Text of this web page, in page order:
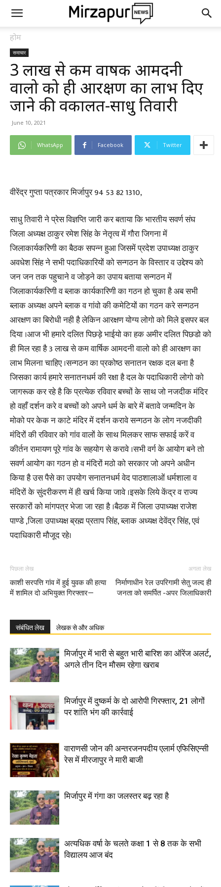
होम
समाचार
3 लाख से कम वार्षिक आमदनी
वालो को ही आरक्षण का लाभ दिए
जाने की वकालत-साधु तिवारी
June 10, 2021
WhatsApp Facebook Twitter
वीरेंद्र गुप्ता पत्रकार मिर्जापुर 94 53 82 1310,
साधु तिवारी ने प्रेस विज्ञप्ति जारी कर बताया कि भारतीय सवर्ण संघ
जिला अध्यक्ष ठाकुर रमेश सिंह के नेतृत्व में गौरा जिगना में
जिलाकार्यकरिणी का बैठक सपन्न हुआ जिसमें प्रदेश उपाध्यक्ष ठाकुर
अवधेश सिंह ने सभी पदाधिकारियों को सन्गठन के विस्तार व उद्देश्य को
जन जन तक पहुचाने व जोड़ने का उपाय बताया सन्गठन में
जिलाकार्यकरिणी व ब्लाक कार्यकारिणी का गठन हो चुका है अब सभी
ब्लाक अध्यक्ष अपने ब्लाक व गांवो की कमेटियों का गठन करे सन्गठन
आरक्षण का बिरोधी नही है लेकिन आरक्षण योग्य लोगो को मिले इसपर बल
दिया ।आज भी हमारे दलित पिछड़े भाईयो का हक अमीर दलित पिछडो को
ही मिल रहा है 3 लाख से कम वार्षिक आमदनी वालो को ही आरक्षण का
लाभ मिलना चाहिए ।सन्गठन का प्रकोष्ठ सनातन रक्षक दल बना है
जिसका कार्य हमारे सनातनधर्म की रक्षा है दल के पदाधिकारी लोगो को
जागरूक कर रहे है कि प्रत्येक रविवार बच्चों के साथ जो नजदीक मंदिर
हो वहाँ दर्शन करे व बच्चों को अपने धर्म के बारे में बतावे जन्मदिन के
मोको पर केक न काटे मंदिर में दर्शन करावे सन्गठन के लोग नजदीकी
मंदिरों की रविवार को गांव वालों के साथ मिलकर साफ सफाई करें व
कीर्तन रामायण पूरे गांव के सहयोग से करावे ।सभी वर्ग के आयोग बने तो
सवर्ण आयोग का गठन हो व मंदिरों मठो को सरकार जो अपने अधीन
किया है उस पैसे का उपयोग सनातनधर्म वेद पाठशालाओं धर्मशाला व
मंदिरों के सुंदरीकरण में ही खर्च किया जावे ।इसके लिये केंद्र व राज्य
सरकारों को मांगपत्र भेजा जा रहा है ।बैठक में जिला उपाध्यक्ष राजेश
पाण्डे ,जिला उपाध्यक्ष ब्रह्म प्रताप सिंह, ब्लाक अध्यक्ष देवेंद्र सिंह, एवं
पदाधिकारी मौजूद रहे।
पिछला लेख
काशी सरपत्ति गांव में हुई युवक की हत्या
में शामिल दो अभियुक्त गिरफ्तार—
अगला लेख
निर्माणाधीन रेल उपरिगामी सेतु जल्द ही
जनता को समर्पित -अपर जिलाधिकारी
संबंधित लेख लेखक से और अधिक
मिर्जापुर में भारी से बहुत भारी बारिश का ऑरेंज अलर्ट,
अगले तीन दिन मौसम रहेगा खराब
मिर्जापुर में दुष्कर्म के दो आरोपी गिरफ्तार, 21 लोगों
पर शांति भंग की कार्रवाई
वाराणसी जोन की अन्तरजनपदीय एलार्म एफिसिएन्सी
रेस में मीरजापुर ने मारी बाजी
मिर्जापुर में गंगा का जलस्तर बढ़ रहा है
अत्यधिक वर्षा के चलते कक्षा 1 से 8 तक के सभी
विद्यालय आज बंद